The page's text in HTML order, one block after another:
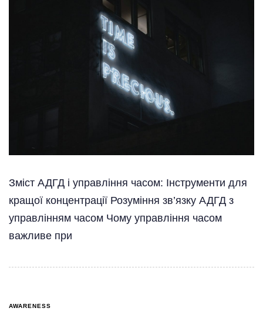
Зміст АДГД і управління часом: Інструменти для
кращої концентрації Розуміння зв’язку АДГД з
управлінням часом Чому управління часом
важливе при
AWARENESS